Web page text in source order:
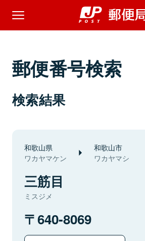
郵便番号検索
検索結果
和歌山県
ワカヤマケン
和歌山市
ワカヤマシ
三筋目
ミスジメ
640-8069